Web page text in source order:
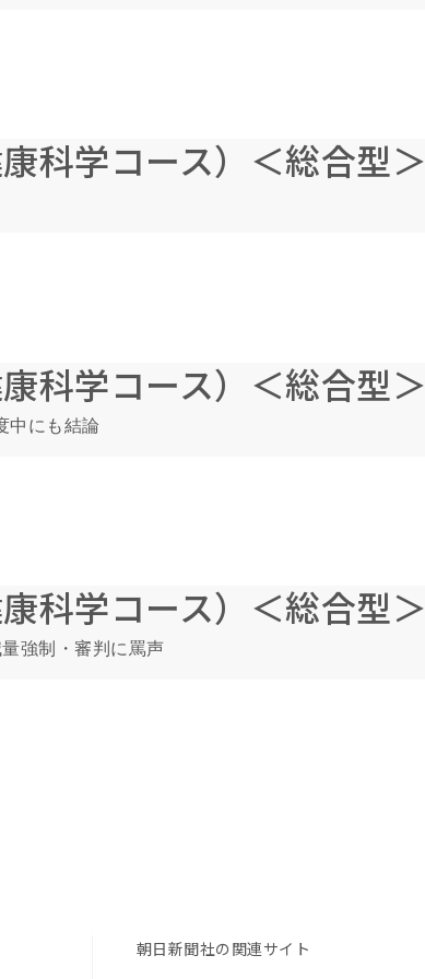
科学コース）＜総合型＞
科学コース）＜総合型＞
中にも結論
科学コース）＜総合型＞
強制・審判に罵声
朝日新聞社の関連サイト